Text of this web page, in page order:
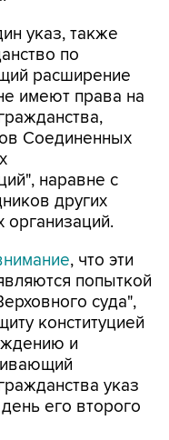
указ, также
по
расширение
имеют права на
Соединенных
наравне с
других
, что эти
попыткой
суда",
конституцией
и
указ
его второго